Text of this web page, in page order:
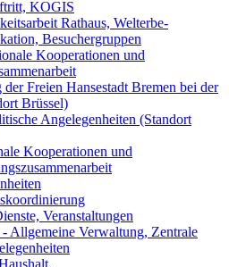
KOGIS
Rathaus, Welterbe-
Besuchergruppen
Kooperationen und
der Freien Hansestadt Bremen bei der
Brüssel)
Angelegenheiten (Standort
Kooperationen und
Veranstaltungen
Allgemeine Verwaltung, Zentrale